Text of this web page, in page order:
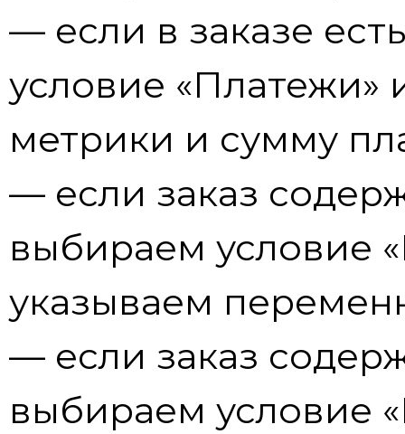
— если в заказе
условие «Платежи»
метрики и сумму
— если заказ
выбираем условие
указываем
— если заказ
выбираем условие